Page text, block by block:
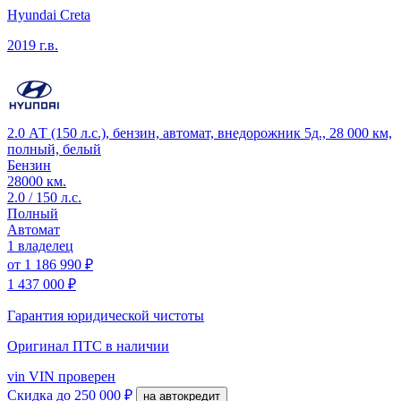
Hyundai Creta
2019 г.в.
2.0 АТ (150 л.с.), бензин, автомат, внедорожник 5д., 28 000 км,
полный, белый
Бензин
28000 км.
2.0 / 150 л.с.
Полный
Автомат
1 владелец
от 1 186 990 ₽
1 437 000 ₽
Гарантия юридической чистоты
Оригинал ПТС в наличии
vin VIN проверен
Скидка до 250 000 ₽ на автокредит